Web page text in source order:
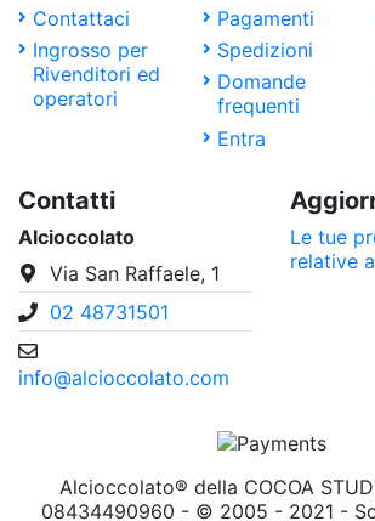
Contattaci
Ingrosso per
Rivenditori ed
operatori
Pagamenti
Spedizioni
Domande
frequenti
Entra
Contatti
Alcioccolato
Via San Raffaele, 1
02 48731501
info@alcioccolato.com
Le tue
relative
Alcioccolato® della COCOA
08434490960 - © 2005 - 2021 -